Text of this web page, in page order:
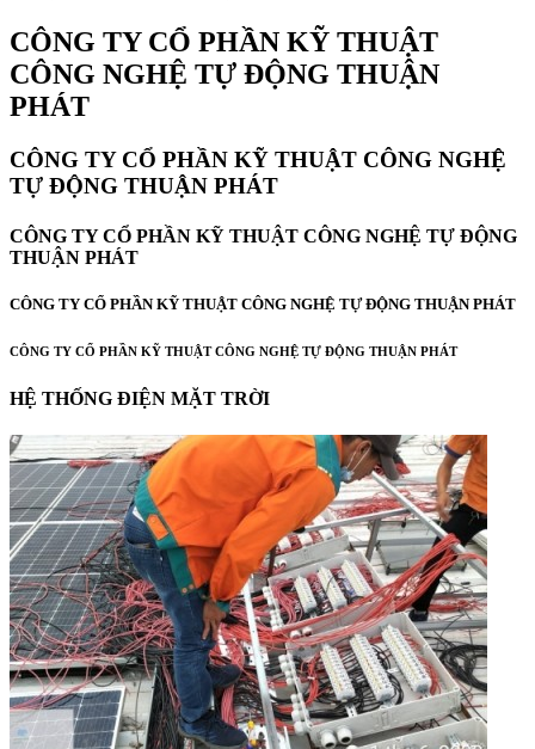
CÔNG TY CỔ PHẦN KỸ THUẬT
CÔNG NGHỆ TỰ ĐỘNG THUẬN
PHÁT
CÔNG TY CỔ PHẦN KỸ THUẬT CÔNG NGHỆ
TỰ ĐỘNG THUẬN PHÁT
CÔNG TY CỔ PHẦN KỸ THUẬT CÔNG NGHỆ TỰ ĐỘNG
THUẬN PHÁT
CÔNG TY CỔ PHẦN KỸ THUẬT CÔNG NGHỆ TỰ ĐỘNG THUẬN PHÁT
CÔNG TY CỔ PHẦN KỸ THUẬT CÔNG NGHỆ TỰ ĐỘNG THUẬN PHÁT
HỆ THỐNG ĐIỆN MẶT TRỜI